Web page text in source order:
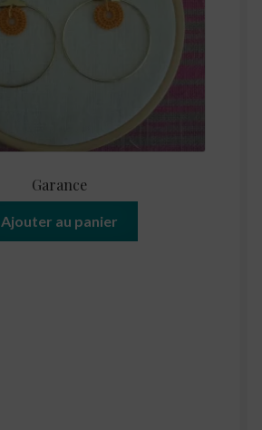
Garance
Ajouter au panier